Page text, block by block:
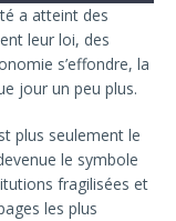
a atteint des
leur loi, des
s’effondre, la
jour un peu plus.
plus seulement le
le symbole
fragilisées et
les plus